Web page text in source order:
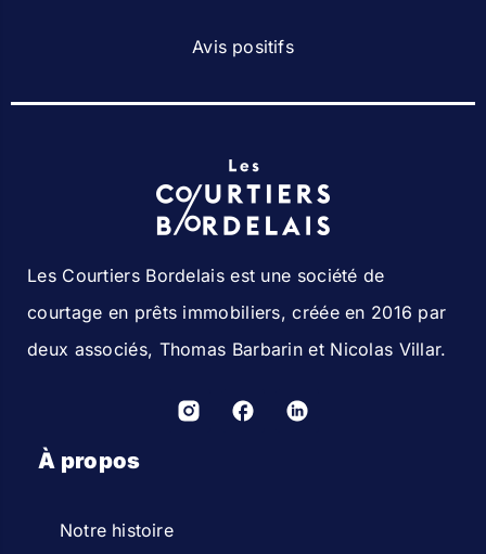
Avis positifs
Les Courtiers Bordelais est une société de
courtage en prêts immobiliers, créée en 2016 par
deux associés, Thomas Barbarin et Nicolas Villar.
À propos
Notre histoire